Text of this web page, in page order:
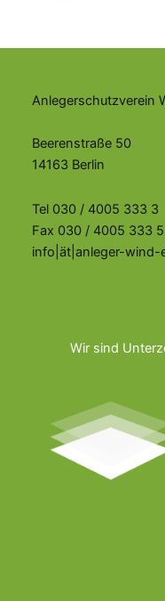
Anlegerschutzverein
Beerenstraße 50
14163 Berlin
Tel 030 / 4005 333 3
Fax 030 / 4005 333 5
info|ät|anleger-wind-
Wir sind